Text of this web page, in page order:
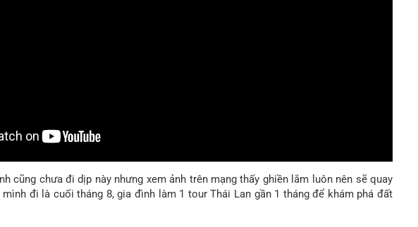
cũng chưa đi dịp này nhưng xem ảnh trên mạng thấy ghiền lắm luôn nên sẽ quay
đi là cuối tháng 8, gia đình làm 1 tour Thái Lan gần 1 tháng để khám phá đất